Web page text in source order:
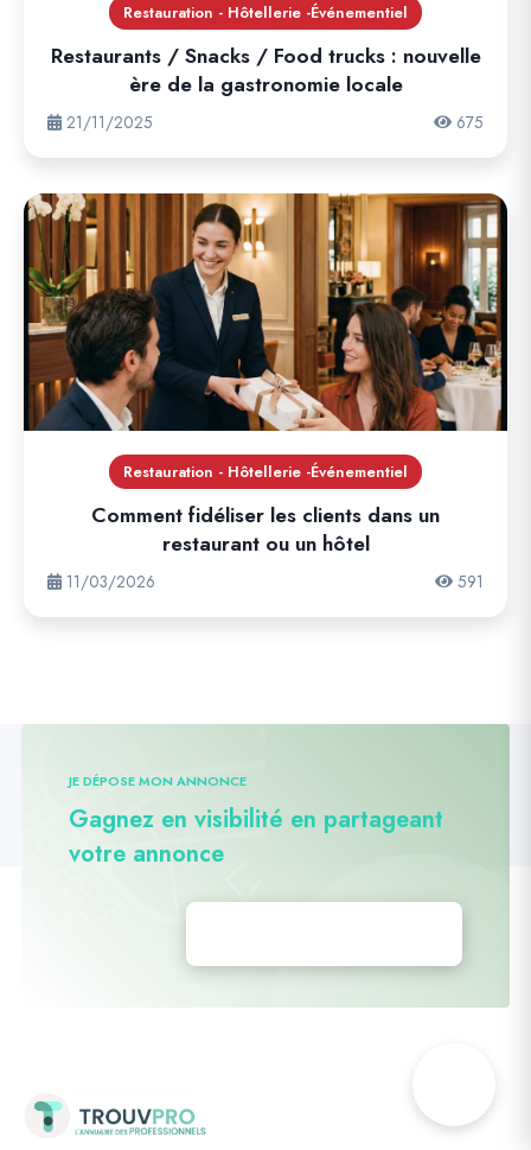
Restauration - Hôtellerie -Événementiel
Restaurants / Snacks / Food trucks : nouvelle
ère de la gastronomie locale
21/11/2025 675
Restauration - Hôtellerie -Événementiel
Comment fidéliser les clients dans un
restaurant ou un hôtel
11/03/2026 591
JE DÉPOSE MON ANNONCE
Gagnez en visibilité en partageant
votre annonce